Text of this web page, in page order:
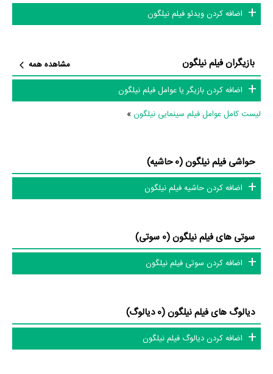
صدابردار فیلم نیلگون یعنیعلی ظهوری
آشنا می‌کنیم. در مجموع بیش از 5 نفر
در تولید فیلم نیلگون نقش داشته‌اند و هر یک از آنها درمنظومیک صفحه
اطلاعات فیلم نیلگون
تاکنون در بخش‌های گالری عکس و پوستر فیلم نیلگون، ویدئو و تیزر فیلم
نقد فیلم نیلگون هنوز موردی ثبت نشده است. قطعا ما و شما به این حد قانع
نیستیم؛ باید به‌کمک علاقمندان فیلم، سریال و تئاتر، این دایرة‌المعارف آنلاین و
بانک اطلاعات هنرمندان و آثار سینما، تلویزیون و تئاتر را کامل و کامل‌تر کنیم.
اضافه کردن ویدئو فیلم نیلگون
بازیگران فیلم نیلگون
مشاهده همه
اضافه کردن بازیگر یا عوامل فیلم نیلگون
لیست کامل عوامل فیلم سینمایی نیلگون»
حواشی فیلم نیلگون (0 حاشیه)
اضافه کردن حاشیه فیلم نیلگون
سوتی های فیلم نیلگون (0 سوتی)
اضافه کردن سوتی فیلم نیلگون
دیالوگ های فیلم نیلگون (0 دیالوگ)
اضافه کردن دیالوگ فیلم نیلگون